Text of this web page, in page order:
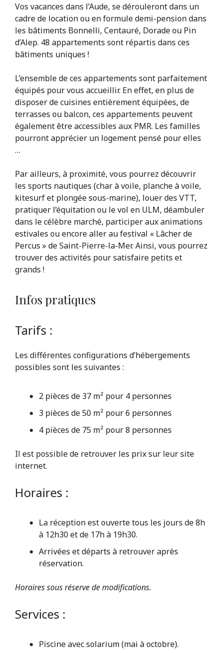
Vos vacances dans l’Aude, se dérouleront dans un
cadre de location ou en formule demi-pension dans
les bâtiments Bonnelli, Centauré, Dorade ou Pin
d’Alep. 48 appartements sont répartis dans ces
bâtiments uniques !
L’ensemble de ces appartements sont parfaitement
équipés pour vous accueillir. En effet, en plus de
disposer de cuisines entièrement équipées, de
terrasses ou balcon, ces appartements peuvent
également être accessibles aux PMR. Les familles
pourront apprécier un logement pensé pour elles
…
Par ailleurs, à proximité, vous pourrez découvrir
les sports nautiques (char à voile, planche à voile,
kitesurf et plongée sous-marine), louer des VTT,
pratiquer l’équitation ou le vol en ULM, déambuler
dans le célèbre marché, participer aux animations
estivales ou encore aller au festival « Lâcher de
Percus » deSaint-Pierre-la-Mer. Ainsi, vous pourrez
trouver des activités pour satisfaire petits et
grands !
Infos pratiques
Tarifs :
Les différentes configurations d’hébergements
possibles sont les suivantes :
2 pièces de 37 m² pour 4 personnes
3 pièces de 50 m² pour 6 personnes
4 pièces de 75 m² pour 8 personnes
Il est possible de retrouver les prix sur leur site
internet.
Horaires :
La réception est ouverte tous les jours de 8h
à 12h30 et de 17h à 19h30.
Arrivées et départs à retrouver après
réservation.
Horaires sous réserve de modifications.
Services :
Piscine avec solarium (mai à octobre).